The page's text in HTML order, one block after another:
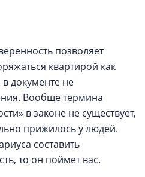
позволяет
квартирой как
документе не
Вообще термина
в законе не существует,
прижилось у людей.
составить
то он поймет вас.